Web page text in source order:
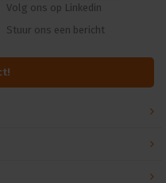
Volg ons op Linkedin
Stuur ons een bericht